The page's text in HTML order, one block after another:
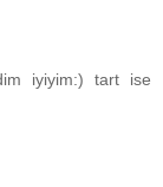
iyiyim:) tart ise